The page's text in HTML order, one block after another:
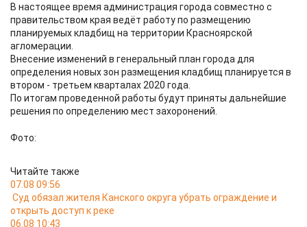
В настоящее время администрация города совместно с
правительством края ведёт работу по размещению
планируемых кладбищ на территории Красноярской
агломерации.
Внесение изменений в генеральный план города для
определения новых зон размещения кладбищ планируется в
втором - третьем кварталах 2020 года.
По итогам проведенной работы будут приняты дальнейшие
решения по определению мест захоронений.
Фото:
Читайте также
07.08 09:56
Суд обязал жителя Канского округа убрать ограждение и
открыть доступ к реке
06.08 10:43